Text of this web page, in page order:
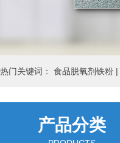
热门关键词： 食品脱氧剂铁粉 |
产品分类